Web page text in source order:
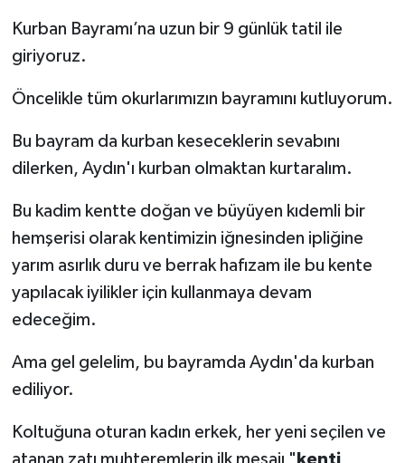
Kurban Bayramı’na uzun bir 9 günlük tatil ile
giriyoruz.
Öncelikle tüm okurlarımızın bayramını kutluyorum.
Bu bayram da kurban keseceklerin sevabını
dilerken, Aydın'ı kurban olmaktan kurtaralım.
Bu kadim kentte doğan ve büyüyen kıdemli bir
hemşerisi olarak kentimizin iğnesinden ipliğine
yarım asırlık duru ve berrak hafızam ile bu kente
yapılacak iyilikler için kullanmaya devam
edeceğim.
Ama gel gelelim, bu bayramda Aydın'da kurban
ediliyor.
Koltuğuna oturan kadın erkek, her yeni seçilen ve
atanan zatı muhteremlerin ilk mesajı " kenti